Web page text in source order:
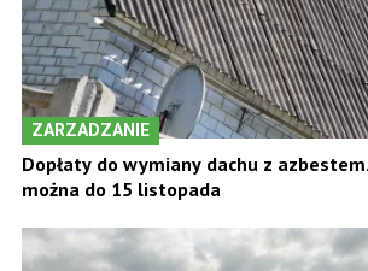
ZARZADZANIE
Dopłaty do wymiany dachu z
można do 15 listopada